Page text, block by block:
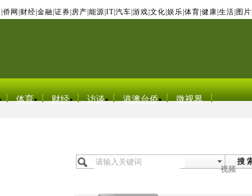
侨网 财经 金融 证券 房产 能源 IT| 汽车 游戏 文化 娱乐 体育 健康 生活 图片
体育 财经 访谈 港澳台侨 微视界
搜
视频